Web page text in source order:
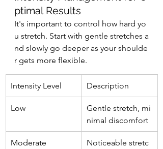
ptimal Results
It's important to control how hard yo
u stretch. Start with gentle stretches a
nd slowly go deeper as your shoulde
r gets more flexible.
Intensity Level Description
Low
Gentle stretch, mi
nimal discomfort
Moderate
Noticeable stretc